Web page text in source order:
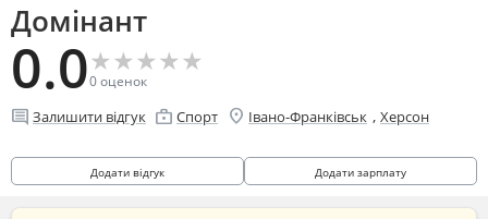
Домінант
0.0★
★★
★★
★★
★★
★
0оценок
comment Залишити відгук enterprise Спорт location_on Івано-Франківськ , Херсон
Додати відгук Додати зарплату